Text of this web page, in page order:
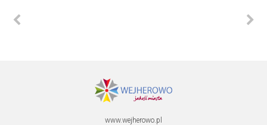
www.wejherowo.pl